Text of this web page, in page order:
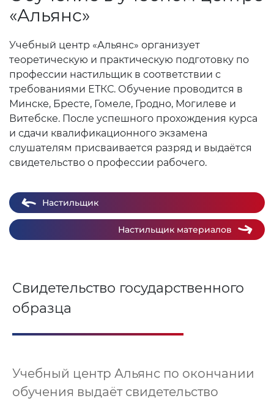
«Альянс»
Учебный центр «Альянс» организует
теоретическую и практическую подготовку по
профессии настильщик в соответствии с
требованиями ЕТКС. Обучение проводится в
Минске, Бресте, Гомеле, Гродно, Могилеве и
Витебске. После успешного прохождения курса
и сдачи квалификационного экзамена
слушателям присваивается разряд и выдаётся
свидетельство о профессии рабочего.
Настильщик
Настильщик материалов
Свидетельство государственного
образца
Учебный центр Альянс по окончании
обучения выдаёт свидетельство